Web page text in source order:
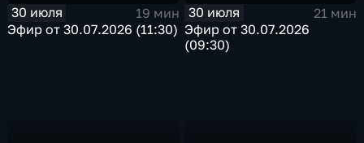
30 июля
19 мин
Эфир от 30.07.2026 (11:30)
30 июля
21 мин
Эфир от 30.07.2026
(09:30)